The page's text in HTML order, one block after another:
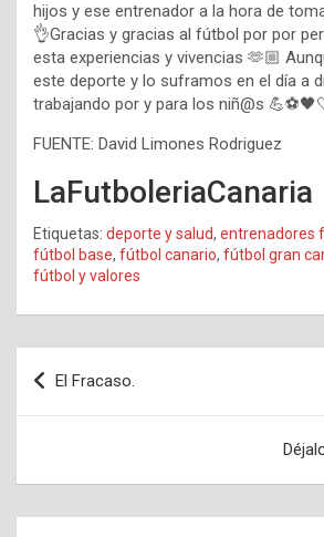
hijos y ese entrenador a la hora de
👌Gracias y gracias al fútbol por por
esta experiencias y vivencias 🫶🏼
este deporte y lo suframos en el día a
trabajando por y para los niñ@s
FUENTE: David Limones Rodriguez
LaFutboleriaCanaria
Etiquetas: deporte y salud, entrenadores
fútbol base, fútbol canario, fútbol gran
fútbol y valores
Navegación
de
El Fracaso.